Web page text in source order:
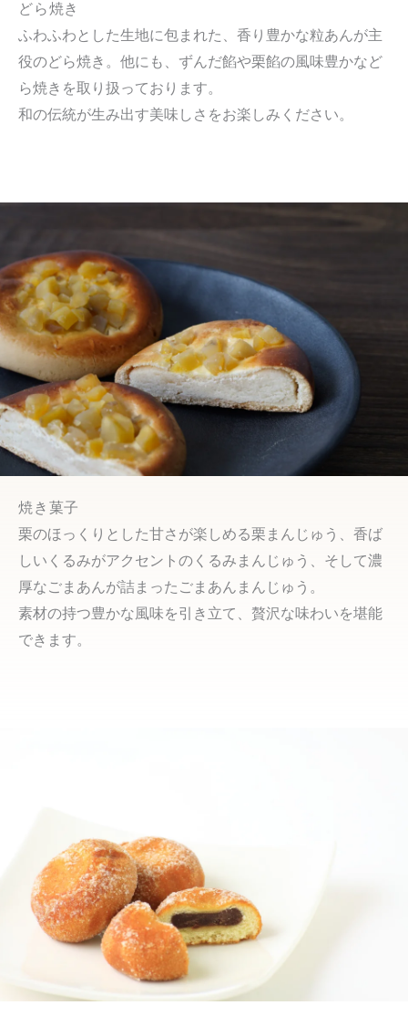
どら焼き
ふわふわとした生地に包まれた、香り豊かな粒あんが主
役のどら焼き。他にも、ずんだ餡や栗餡の風味豊かなど
ら焼きを取り扱っております。
和の伝統が生み出す美味しさをお楽しみください。
焼き菓子
栗のほっくりとした甘さが楽しめる栗まんじゅう、香ば
しいくるみがアクセントのくるみまんじゅう、そして濃
厚なごまあんが詰まったごまあんまんじゅう。
素材の持つ豊かな風味を引き立て、贅沢な味わいを堪能
できます。